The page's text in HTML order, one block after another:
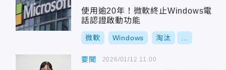
使用逾20年！微軟終止Windows電
話認證啟動功能
微軟 Windows 淘汰
要聞 2026/01/12 11:00